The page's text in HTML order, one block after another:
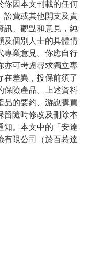
因本文刊載的任何
訟費或其他開支及責
訊、觀點和意見，純
及個別人士的具體情
專業意見。你應自行
亦可考慮尋求獨立專
差異，投保前須了
保險產品。上述資料
品的要約、游說購買
留隨時修改及刪除本
知。本文中的「安達
有限公司（於百慕達